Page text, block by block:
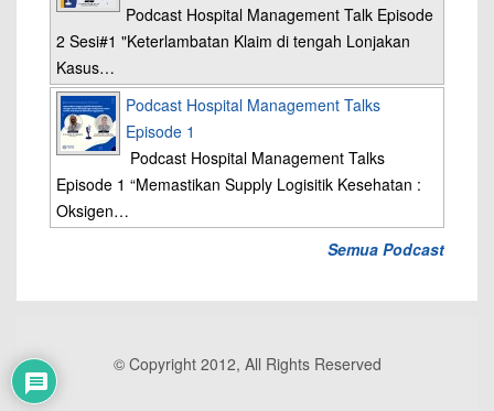
Podcast Hospital Management Talk Episode
2 Sesi#1 "Keterlambatan Klaim di tengah Lonjakan
Kasus…
Podcast Hospital Management Talks
Episode 1
Podcast Hospital Management Talks
Episode 1 “Memastikan Supply Logisitik Kesehatan :
Oksigen…
Semua Podcast
© Copyright 2012, All Rights Reserved